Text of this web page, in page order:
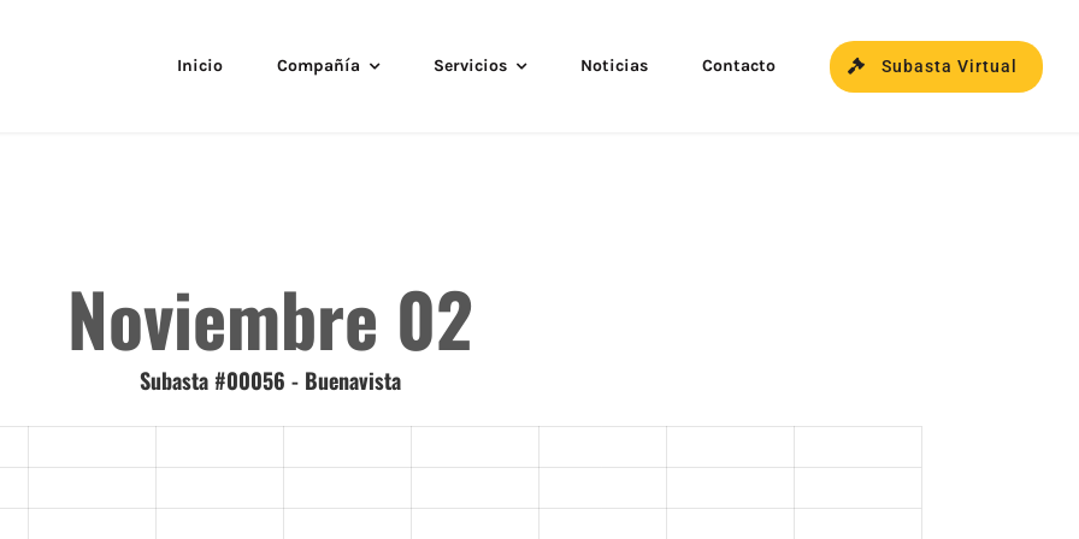
Inicio Compañía Servicios Noticias Contacto Subasta Virtual
Noviembre 02
Subasta #00056 - Buenavista